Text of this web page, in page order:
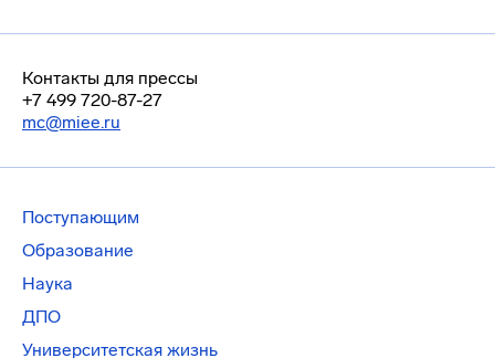
Контакты для прессы
+7 499 720-87-27
mc@miee.ru
Поступающим
Образование
Наука
ДПО
Университетская жизнь